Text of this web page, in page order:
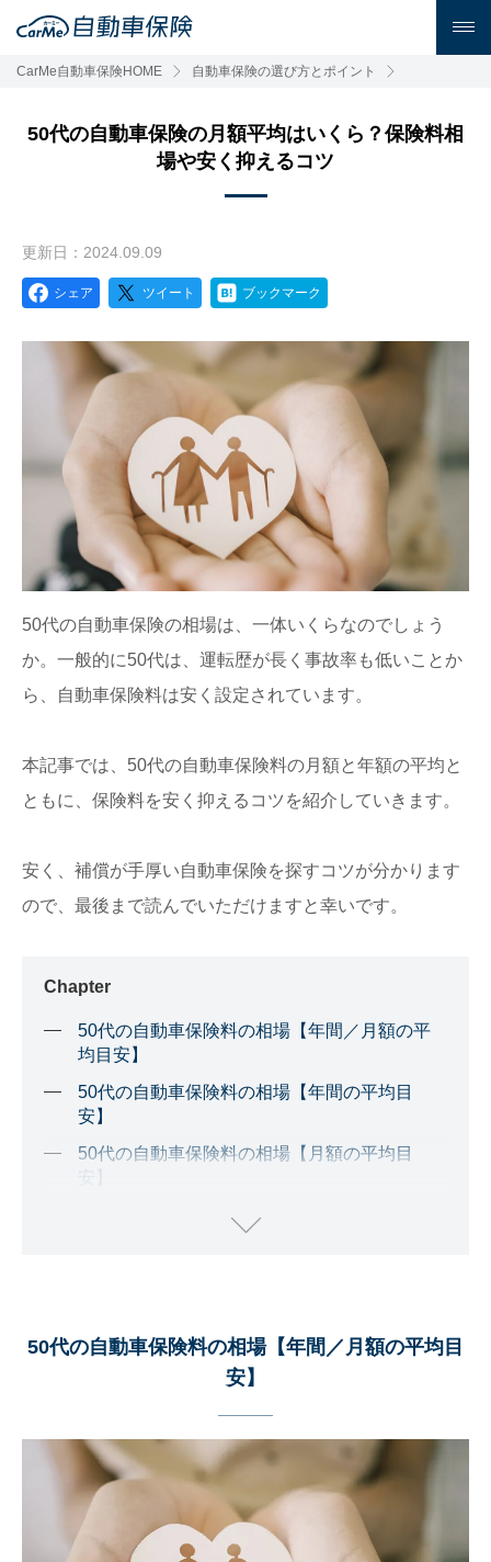
CarMe自動車保険HOME 自動車保険の選び方とポイント
50代の自動車保険の月額平均はいくら？保険料相
場や安く抑えるコツ
更新日：2024.09.09
シェア ツイート ブックマーク
50代の自動車保険の相場は、一体いくらなのでしょう
か。一般的に50代は、運転歴が長く事故率も低いことか
ら、自動車保険料は安く設定されています。
本記事では、50代の自動車保険料の月額と年額の平均と
ともに、保険料を安く抑えるコツを紹介していきます。
安く、補償が手厚い自動車保険を探すコツが分かります
ので、最後まで読んでいただけますと幸いです。
Chapter
50代の自動車保険料の相場【年間／月額の平
均目安】
50代の自動車保険料の相場【年間の平均目
安】
50代の自動車保険料の相場【月額の平均目
20代・30代・50代の自動車保険料の相場比較
車の使用目的〜日常・レジャーが安い
用途車種・型式〜用途車種や型式によって料金
年間走行距離〜走行距離が短いと割安
運転者の年齢条件〜26歳以上だと自動車保険
料は安い
運転者の範囲〜範囲を絞ると自動車保険料は安
50代の自動車保険料の相場【年間／月額の平均目
安】